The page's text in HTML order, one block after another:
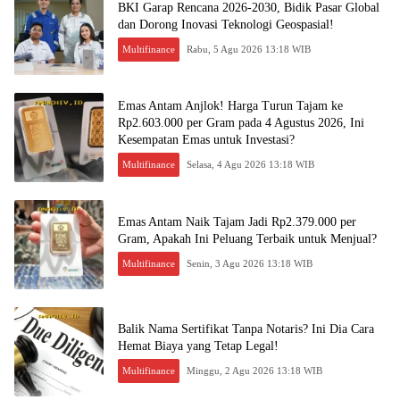
BKI Garap Rencana 2026-2030, Bidik Pasar Global
dan Dorong Inovasi Teknologi Geospasial!
Multifinance Rabu, 5 Agu 2026 13:18 WIB
Emas Antam Anjlok! Harga Turun Tajam ke
Rp2.603.000 per Gram pada 4 Agustus 2026, Ini
Kesempatan Emas untuk Investasi?
Multifinance Selasa, 4 Agu 2026 13:18 WIB
Emas Antam Naik Tajam Jadi Rp2.379.000 per
Gram, Apakah Ini Peluang Terbaik untuk Menjual?
Multifinance Senin, 3 Agu 2026 13:18 WIB
Balik Nama Sertifikat Tanpa Notaris? Ini Dia Cara
Hemat Biaya yang Tetap Legal!
Multifinance Minggu, 2 Agu 2026 13:18 WIB